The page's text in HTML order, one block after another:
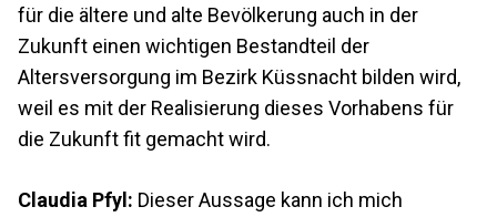
für die ältere und alte Bevölkerung auch in der
Zukunft einen wichtigen Bestandteil der
Altersversorgung im Bezirk Küssnacht bilden wird,
weil es mit der Realisierung dieses Vorhabens für
die Zukunft fit gemacht wird.
Claudia Pfyl: Dieser Aussage kann ich mich